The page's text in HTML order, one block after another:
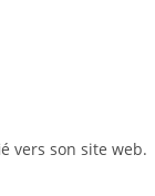
vers son site web.